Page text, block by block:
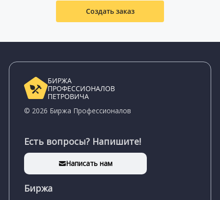
Создать заказ
БИРЖА
ПРОФЕССИОНАЛОВ
ПЕТРОВИЧА
© 2026 Биржа Профессионалов
Есть вопросы? Напишите!
Написать нам
Биржа